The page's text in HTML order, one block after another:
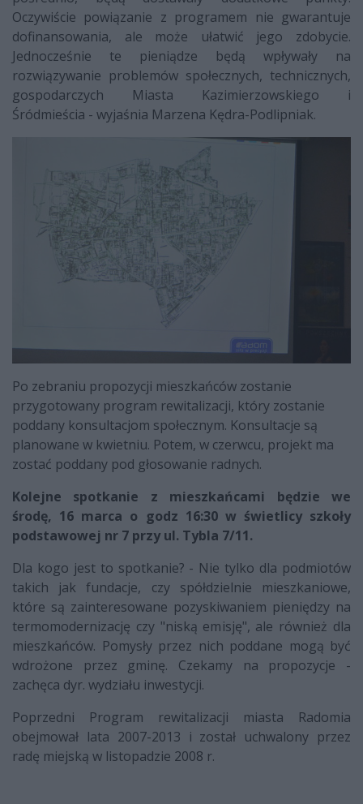
Oczywiście powiązanie z programem nie gwarantuje
dofinansowania, ale może ułatwić jego zdobycie.
Jednocześnie te pieniądze będą wpływały na
rozwiązywanie problemów społecznych, technicznych,
gospodarczych Miasta Kazimierzowskiego i
Śródmieścia - wyjaśnia Marzena Kędra-Podlipniak.
Po zebraniu propozycji mieszkańców zostanie
przygotowany program rewitalizacji, który zostanie
poddany konsultacjom społecznym. Konsultacje są
planowane w kwietniu. Potem, w czerwcu, projekt ma
zostać poddany pod głosowanie radnych.
Kolejne spotkanie z mieszkańcami będzie we
środę, 16 marca o godz 16:30 w świetlicy szkoły
podstawowej nr 7 przy ul. Tybla 7/11.
Dla kogo jest to spotkanie? - Nie tylko dla podmiotów
takich jak fundacje, czy spółdzielnie mieszkaniowe,
które są zainteresowane pozyskiwaniem pieniędzy na
termomodernizację czy "niską emisję", ale również dla
mieszkańców. Pomysły przez nich poddane mogą być
wdrożone przez gminę. Czekamy na propozycje -
zachęca dyr. wydziału inwestycji.
Poprzedni Program rewitalizacji miasta Radomia
obejmował lata 2007-2013 i został uchwalony przez
radę miejską w listopadzie 2008 r.